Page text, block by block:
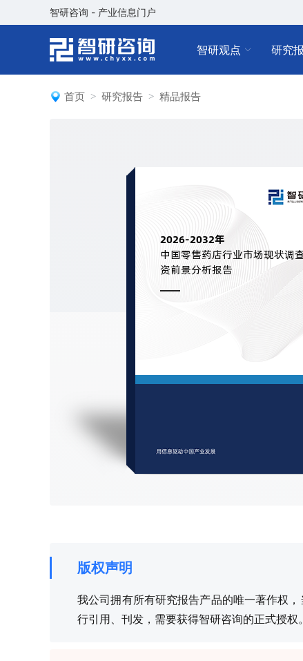
智研咨询 - 产业信息门户
智研观点 研究
首页 研究报告 精品报告
版权声明
我公司拥有所有研究报告产品的唯一著作权
行引用、刊发，需要获得智研咨询的正式授权。